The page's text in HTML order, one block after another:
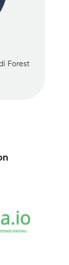
Forest